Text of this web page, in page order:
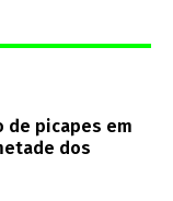
de picapes em
dos